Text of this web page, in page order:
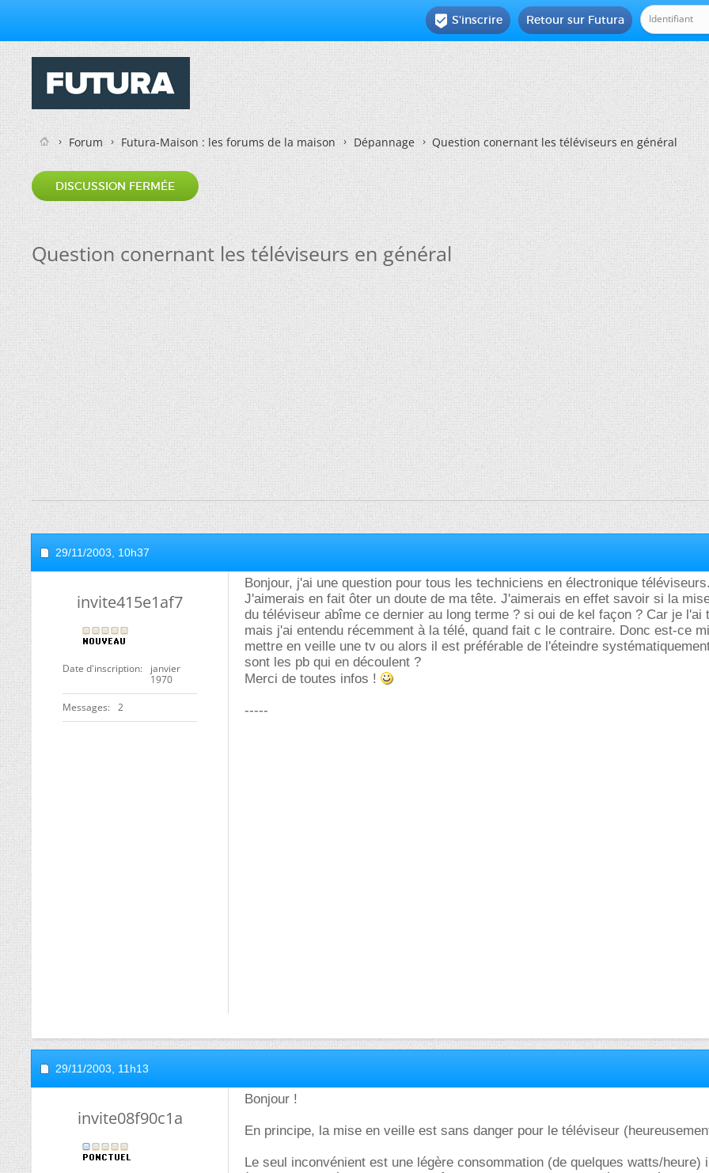
Retour sur Futura
 S'inscrire
Forum Futura-Maison : les forums de la maison Dépannage Question conernant les téléviseurs en général
DISCUSSION FERMÉE
Question conernant les téléviseurs en général
29/11/2003, 10h37
invite415e1af7
Date d'inscription
janvier
1970
Messages 2
Bonjour, j'ai une question pour tous les techniciens en électronique
J'aimerais en fait ôter un doute de ma tête. J'aimerais en effet savoir si la
du téléviseur abîme ce dernier au long terme ? si oui de kel façon ? Car je l'ai
mais j'ai entendu récemment à la télé, quand fait c le contraire. Donc est-ce
mettre en veille une tv ou alors il est préférable de l'éteindre
sont les pb qui en découlent ?
Merci de toutes infos !
-----
29/11/2003, 11h13
invite08f90c1a
Bonjour !
En principe, la mise en veille est sans danger pour le téléviseur
Le seul inconvénient est une légère consommation (de quelques watts/heure)